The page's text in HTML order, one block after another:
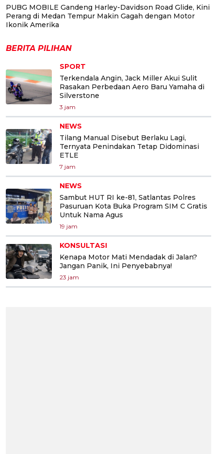
PUBG MOBILE Gandeng Harley-Davidson Road Glide, Kini
Perang di Medan Tempur Makin Gagah dengan Motor
Ikonik Amerika
BERITA PILIHAN
SPORT
Terkendala Angin, Jack Miller Akui Sulit
Rasakan Perbedaan Aero Baru Yamaha di
Silverstone
3 jam
NEWS
Tilang Manual Disebut Berlaku Lagi,
Ternyata Penindakan Tetap Didominasi
ETLE
7 jam
NEWS
Sambut HUT RI ke-81, Satlantas Polres
Pasuruan Kota Buka Program SIM C Gratis
Untuk Nama Agus
19 jam
KONSULTASI
Kenapa Motor Mati Mendadak di Jalan?
Jangan Panik, Ini Penyebabnya!
23 jam